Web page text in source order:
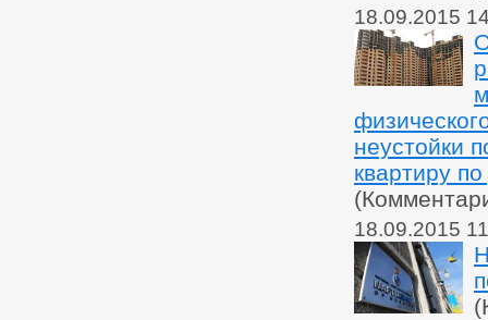
18.09.2015
неустойки
квартиру
18.09.2015